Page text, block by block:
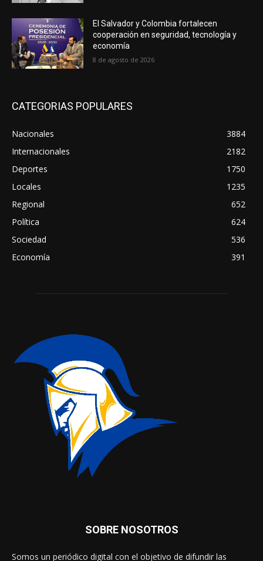
El Salvador y Colombia fortalecen
cooperación en seguridad, tecnología y
economía
8 de agosto de 2026
CATEGORIAS POPULARES
Nacionales
3884
Internacionales
2182
Deportes
1750
Locales
1235
Regional
652
Política
624
Sociedad
536
Economía
391
SOBRE NOSOTROS
Somos un periódico digital con el objetivo de difundir las